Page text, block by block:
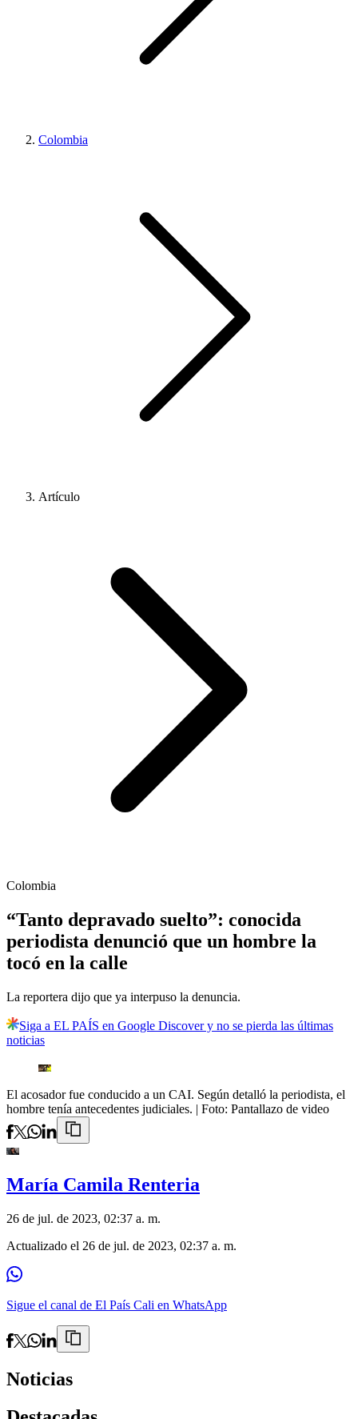
Colombia
Artículo
Colombia
“Tanto depravado suelto”: conocida
periodista denunció que un hombre la
tocó en la calle
La reportera dijo que ya interpuso la denuncia.
Siga a EL PAÍS en Google Discover y no se pierda las últimas
noticias
El acosador fue conducido a un CAI. Según detalló la periodista, el
hombre tenía antecedentes judiciales. | Foto: Pantallazo de video
María Camila Renteria
26 de jul. de 2023, 02:37 a. m.
Actualizado el 26 de jul. de 2023, 02:37 a. m.
Sigue el canal de El País Cali en WhatsApp
Noticias